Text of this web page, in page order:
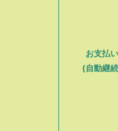
お支払
(自動継